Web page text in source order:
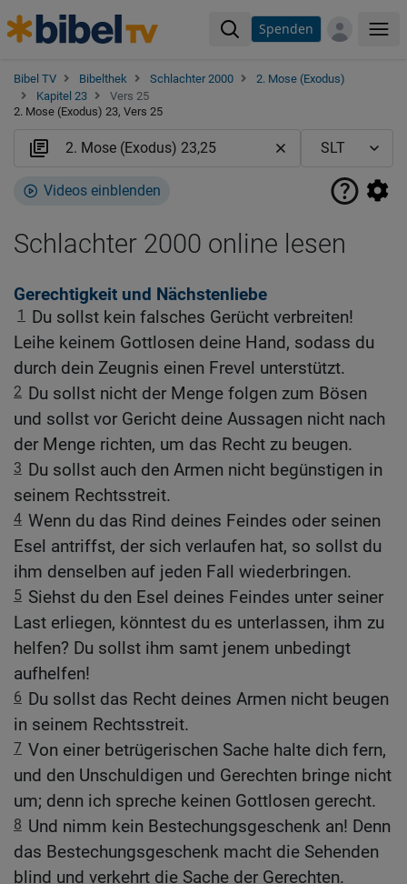
Spenden
Bibel TV Bibelthek Schlachter 2000
2. Mose (Exodus)
Kapitel 23
Vers 25
2. Mose (Exodus) 23, Vers 25
Videos einblenden
Schlachter 2000 online lesen
Gerechtigkeit und Nächstenliebe
1
Du sollst kein falsches Gerücht verbreiten!
Leihe keinem Gottlosen deine Hand, sodass du
durch dein Zeugnis einen Frevel unterstützt.
2 Du sollst nicht der Menge folgen zum Bösen
und sollst vor Gericht deine Aussagen nicht nach
der Menge richten, um das Recht zu beugen.
3 Du sollst auch den Armen nicht begünstigen in
seinem Rechtsstreit.
4 Wenn du das Rind deines Feindes oder seinen
Esel antriffst, der sich verlaufen hat, so sollst du
ihm denselben auf jeden Fall wiederbringen.
5 Siehst du den Esel deines Feindes unter seiner
Last erliegen, könntest du es unterlassen, ihm zu
helfen? Du sollst ihm samt jenem unbedingt
aufhelfen!
6 Du sollst das Recht deines Armen nicht beugen
in seinem Rechtsstreit.
7 Von einer betrügerischen Sache halte dich fern,
und den Unschuldigen und Gerechten bringe nicht
um; denn ich spreche keinen Gottlosen gerecht.
8 Und nimm kein Bestechungsgeschenk an! Denn
das Bestechungsgeschenk macht die Sehenden
blind und verkehrt die Sache der Gerechten.